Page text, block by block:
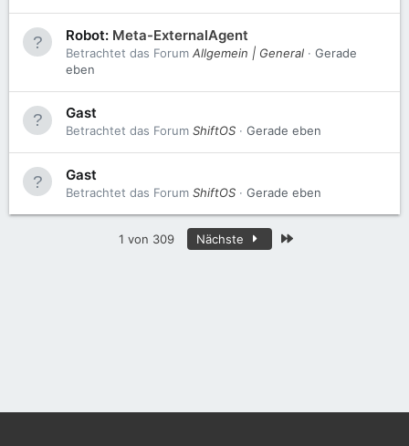
Robot: Meta-ExternalAgent
Betrachtet das Forum Allgemein | General
Gerade
eben
Gast
Betrachtet das Forum ShiftOS Gerade eben
Gast
Betrachtet das Forum ShiftOS Gerade eben
1 von 309 Nächste